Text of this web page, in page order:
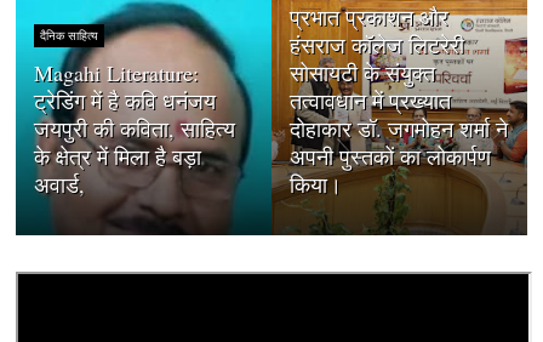
दैनिक साहित्य
Magahi Literature:
ट्रेडिंग में है कवि धनंजय
जयपुरी की कविता, साहित्य
के क्षेत्र में मिला है बड़ा
अवार्ड,
प्रभात प्रकाशन और
हंसराज कॉलेज लिटरेरी
सोसायटी के संयुक्त
तत्वावधान में प्रख्यात
दोहाकार डॉ. जगमोहन शर्मा ने
अपनी पुस्तकों का लोकार्पण
किया।